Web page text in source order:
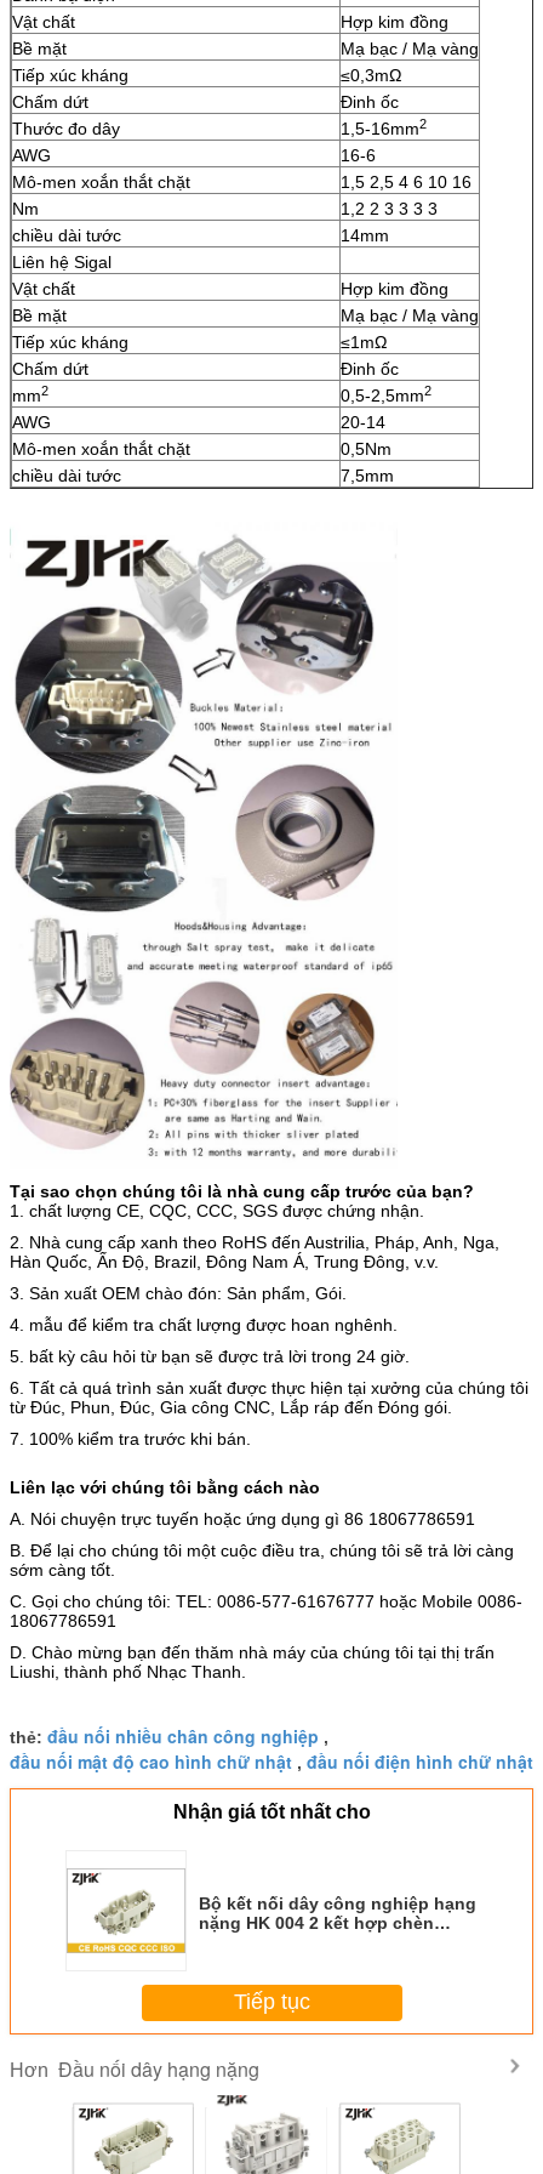
Vật chất
Hợp kim đồng
Bề mặt
Mạ bạc / Mạ vàng
Tiếp xúc kháng
≤0,3mΩ
Chấm dứt
Đinh ốc
Thước đo dây
1,5-16mm2
AWG
16-6
Mô-men xoắn thắt chặt
1,5 2,5 4 6 10 16
Nm
1,2 2 3 3 3 3
chiều dài tước
14mm
Liên hệ Sigal
Vật chất
Hợp kim đồng
Bề mặt
Mạ bạc / Mạ vàng
Tiếp xúc kháng
≤1mΩ
Chấm dứt
Đinh ốc
mm2 0,5-2,5mm2
AWG
20-14
Mô-men xoắn thắt chặt
0,5Nm
chiều dài tước
7,5mm
Tại sao chọn chúng tôi là nhà cung cấp trước của bạn?
1. chất lượng CE, CQC, CCC, SGS được chứng nhận.
2. Nhà cung cấp xanh theo RoHS đến Austrilia, Pháp, Anh, Nga,
Hàn Quốc, Ấn Độ, Brazil, Đông Nam Á, Trung Đông, v.v.
3. Sản xuất OEM chào đón: Sản phẩm, Gói.
4. mẫu để kiểm tra chất lượng được hoan nghênh.
5. bất kỳ câu hỏi từ bạn sẽ được trả lời trong 24 giờ.
6. Tất cả quá trình sản xuất được thực hiện tại xưởng của chúng tôi
từ Đúc, Phun, Đúc, Gia công CNC, Lắp ráp đến Đóng gói.
7. 100% kiểm tra trước khi bán.
Liên lạc với chúng tôi bằng cách nào
A. Nói chuyện trực tuyến hoặc ứng dụng gì 86 18067786591
B. Để lại cho chúng tôi một cuộc điều tra, chúng tôi sẽ trả lời càng
sớm càng tốt.
C. Gọi cho chúng tôi: TEL: 0086-577-61676777 hoặc Mobile 0086-
18067786591
D. Chào mừng bạn đến thăm nhà máy của chúng tôi tại thị trấn
Liushi, thành phố Nhạc Thanh.
thẻ: đầu nối nhiều chân công nghiệp ,
đầu nối mật độ cao hình chữ nhật , đầu nối điện hình chữ nhật
Nhận giá tốt nhất cho
Bộ kết nối dây công nghiệp hạng
nặng HK 004 2 kết hợp chèn
Tiếp tục
Hơn Đầu nối dây hạng nặng